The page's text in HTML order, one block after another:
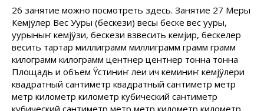
26 занятие можно посмотреть здесь. Занятие 27 Меры
Кемjÿлер Вес Ууры (бескези) весы беске вес ууры,
уурыныҥ кемjÿзи, бескези взвесить кемjир, бескелер
весить тартар миллиграмм миллиграмм грамм грамм
килограмм килограмм центнер центнер тонна тонна
Площадь и объем Ÿстиниҥ леи ич кеминиҥ кемjÿлери
квадратный сантиметр квадратный сантиметр метр
метр километр километр кубический сантиметр
кубический сантиметр метр метр километр километр